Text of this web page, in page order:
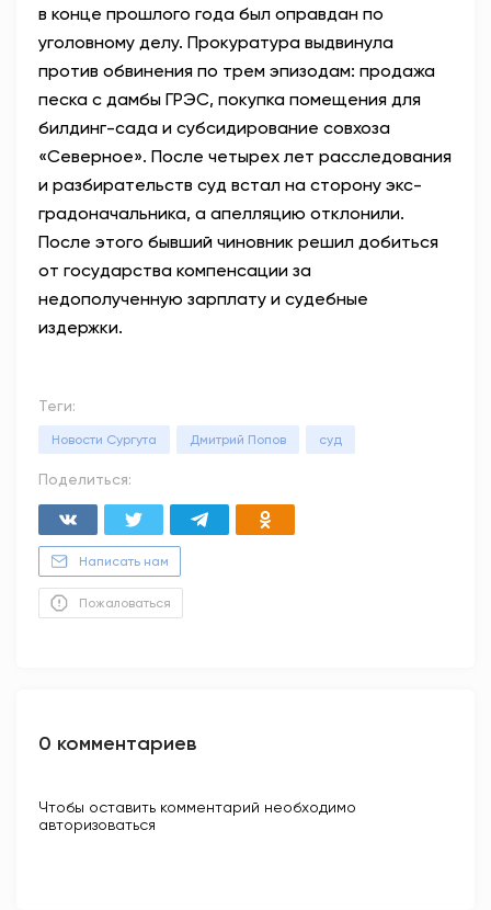
в конце прошлого года был оправдан по
уголовному делу. Прокуратура выдвинула
против обвинения по трем эпизодам: продажа
песка с дамбы ГРЭС, покупка помещения для
билдинг-сада и субсидирование совхоза
«Северное». После четырех лет расследования
и разбирательств суд встал на сторону экс-
градоначальника, а апелляцию отклонили.
После этого бывший чиновник решил добиться
от государства компенсации за
недополученную зарплату и судебные
издержки.
Теги:
Новости Сургута Дмитрий Попов суд
Поделиться:
Написать нам
Пожаловаться
0 комментариев
Чтобы оставить комментарий необходимо
авторизоваться